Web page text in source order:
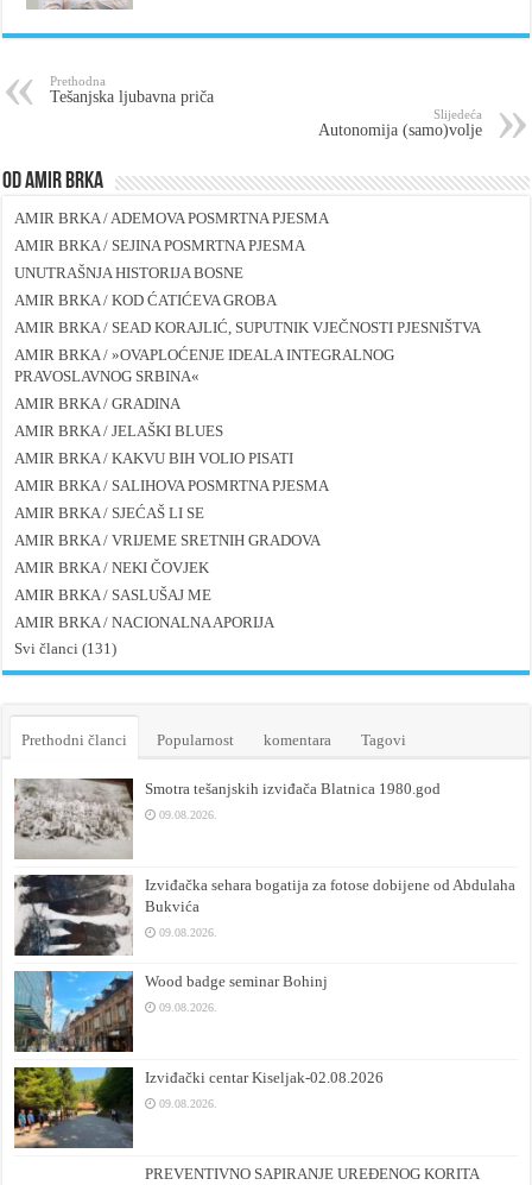
Prethodna
Tešanjska ljubavna priča
Slijedeća
Autonomija (samo)volje
Od Amir Brka
AMIR BRKA / ADEMOVA POSMRTNA PJESMA
AMIR BRKA / SEJINA POSMRTNA PJESMA
UNUTRAŠNJA HISTORIJA BOSNE
AMIR BRKA / KOD ĆATIĆEVA GROBA
AMIR BRKA / SEAD KORAJLIĆ, SUPUTNIK VJEČNOSTI PJESNIŠTVA
AMIR BRKA / »OVAPLOĆENJE IDEALA INTEGRALNOG
PRAVOSLAVNOG SRBINA«
AMIR BRKA / GRADINA
AMIR BRKA / JELAŠKI BLUES
AMIR BRKA / KAKVU BIH VOLIO PISATI
AMIR BRKA / SALIHOVA POSMRTNA PJESMA
AMIR BRKA / SJEĆAŠ LI SE
AMIR BRKA / VRIJEME SRETNIH GRADOVA
AMIR BRKA / NEKI ČOVJEK
AMIR BRKA / SASLUŠAJ ME
AMIR BRKA / NACIONALNA APORIJA
Svi članci (131)
Prethodni članci Popularnost komentara Tagovi
Smotra tešanjskih izviđača Blatnica 1980.god
09.08.2026.
Izviđačka sehara bogatija za fotose dobijene od Abdulaha
Bukvića
09.08.2026.
Wood badge seminar Bohinj
09.08.2026.
Izviđački centar Kiseljak-02.08.2026
09.08.2026.
PREVENTIVNO SAPIRANJE UREĐENOG KORITA